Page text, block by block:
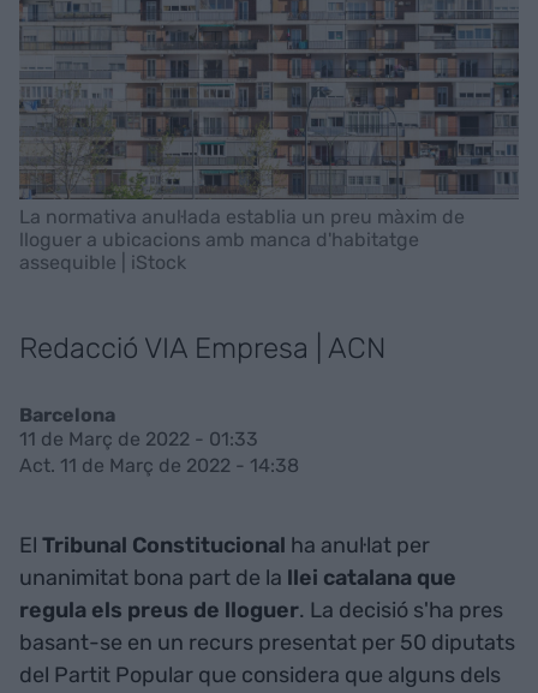
La normativa anul·lada establia un preu màxim de
lloguer a ubicacions amb manca d'habitatge
assequible | iStock
Redacció VIA Empresa | ACN
Barcelona
11 de Març de 2022 - 01:33
Act. 11 de Març de 2022 - 14:38
El Tribunal Constitucional ha anul·lat per
unanimitat bona part de la llei catalana que
regula els preus de lloguer. La decisió s'ha pres
basant-se en un recurs presentat per 50 diputats
del Partit Popular que considera que alguns dels